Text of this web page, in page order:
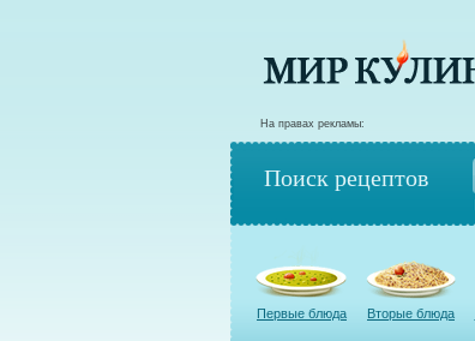
На правах рекламы:
Поиск рецептов
Первые блюда Вторые блюда